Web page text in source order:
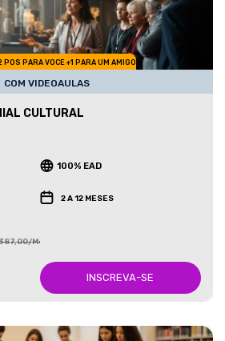
POS PARA VOCE +1 PARA UM AMIGO
COM VIDEOAULAS
CULTURAL
100% EAD
2 A 12 MESES
Mês
INSCREVA-SE